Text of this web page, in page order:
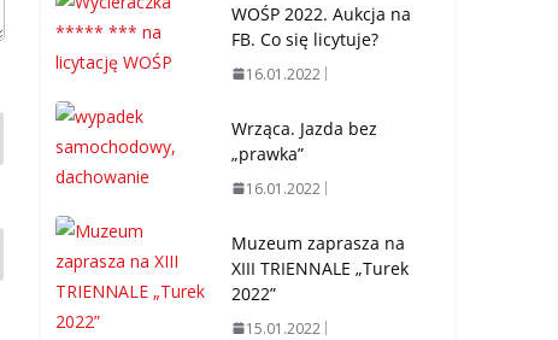
WOŚP 2022. Aukcja na
FB. Co się licytuje?
16.01.2022
Wrząca. Jazda bez
„prawka”
16.01.2022
Muzeum zaprasza na
XIII TRIENNALE „Turek
2022”
15.01.2022